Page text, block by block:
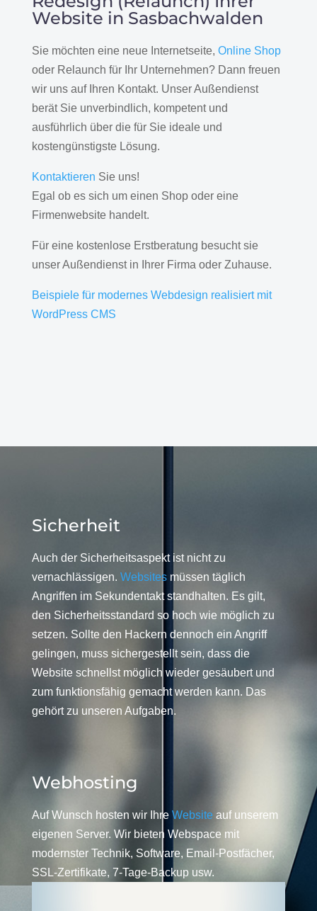
Website in Sasbachwalden
Sie möchten eine neue Internetseite, Online Shop
oder Relaunch für Ihr Unternehmen? Dann freuen
wir uns auf Ihren Kontakt. Unser Außendienst
berät Sie unverbindlich, kompetent und
ausführlich über die für Sie ideale und
kostengünstigste Lösung.
Kontaktieren Sie uns!
Egal ob es sich um einen Shop oder eine
Firmenwebsite handelt.
Für eine kostenlose Erstberatung besucht sie
unser Außendienst in Ihrer Firma oder Zuhause.
Beispiele für modernes Webdesign realisiert mit
WordPress CMS
Sicherheit
Auch der Sicherheitsaspekt ist nicht zu
vernachlässigen. Websitesmüssen täglich
Angriffen im Sekundentakt standhalten. Es gilt,
den Sicherheitsstandard so hoch wie möglich zu
setzen. Sollte den Hackern dennoch ein Angriff
gelingen, muss sichergestellt sein, dass die
Website schnellst möglich wieder gesäubert und
zum funktionsfähig gemacht werden kann. Das
gehört zu unseren Aufgaben.
Webhosting
Auf Wunsch hosten wir Ihre Website auf unserem
eigenen Server. Wir bieten Webspace mit
modernster Technik, Software, Email-Postfächer,
SSL-Zertifikate, 7-Tage-Backup usw.